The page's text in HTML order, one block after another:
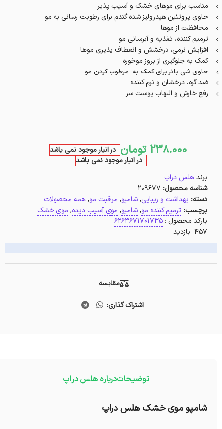
مناسب برای موهای خشک و آسیب پذیر
حاوی پروتئین هیدرولیز شده گندم برای رطوبت رسانی به مو
محافظت از موها
ترمیم کننده، تغذیه و آبرسانی مو
افزایش نرمی، درخشش و انعطاف پذیری موها
کمک به جلوگیری از بروز موخوره
حاوی شی باتر برای کمک به مرطوب کردن مو
ضد گره، درخشان و نرم کننده
رفع خارش و التهاب پوست سر
238.000 تومان در انبار موجود نمی باشد
در انبار موجود نمی باشد
برندهلس دراپ
شناسه محصول: 209677
دسته: بهداشت و زیبایی,شامپو, مراقبت مو,همه محصولات
برچسب: ترمیم کننده مو,شامپو, موی آسیب دیده, موی خشک
بارکد محصول : 6263671701735
457 بازدید
مقایسه
اشتراک گذاری:
توضیحاتدرباره هلس دراپ
شامپو موی خشک هلس دراپ